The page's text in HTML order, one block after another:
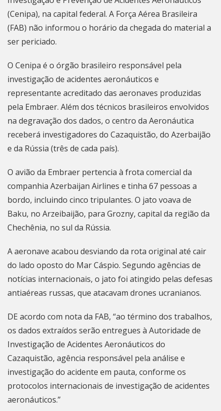
(Cenipa), na capital federal. A Força Aérea Brasileira
(FAB) não informou o horário da chegada do material a
ser periciado.
O Cenipa é o órgão brasileiro responsável pela
investigação de acidentes aeronáuticos e
representante acreditado das aeronaves produzidas
pela Embraer. Além dos técnicos brasileiros envolvidos
na degravação dos dados, o centro da Aeronáutica
receberá investigadores do Cazaquistão, do Azerbaijão
e da Rússia (três de cada país).
O avião da Embraer pertencia à frota comercial da
companhia Azerbaijan Airlines e tinha 67 pessoas a
bordo, incluindo cinco tripulantes. O jato voava de
Baku, no Arzeibaijão, para Grozny, capital da região da
Chechênia, no sul da Rússia.
A aeronave acabou desviando da rota original até cair
do lado oposto do Mar Cáspio. Segundo agências de
notícias internacionais, o jato foi atingido pelas defesas
antiaéreas russas, que atacavam drones ucranianos.
DE acordo com nota da FAB, “ao término dos trabalhos,
os dados extraídos serão entregues à Autoridade de
Investigação de Acidentes Aeronáuticos do
Cazaquistão, agência responsável pela análise e
investigação do acidente em pauta, conforme os
protocolos internacionais de investigação de acidentes
aeronáuticos.”